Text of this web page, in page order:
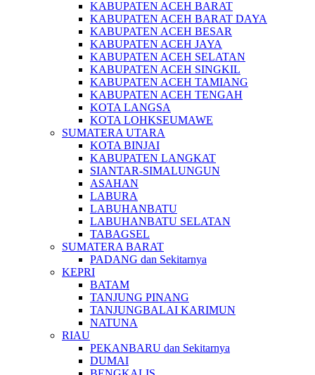
KABUPATEN ACEH BARAT
KABUPATEN ACEH BARAT DAYA
KABUPATEN ACEH BESAR
KABUPATEN ACEH JAYA
KABUPATEN ACEH SELATAN
KABUPATEN ACEH SINGKIL
KABUPATEN ACEH TAMIANG
KABUPATEN ACEH TENGAH
KOTA LANGSA
KOTA LOHKSEUMAWE
SUMATERA UTARA
KOTA BINJAI
KABUPATEN LANGKAT
SIANTAR-SIMALUNGUN
ASAHAN
LABURA
LABUHANBATU
LABUHANBATU SELATAN
TABAGSEL
SUMATERA BARAT
PADANG dan Sekitarnya
KEPRI
BATAM
TANJUNG PINANG
TANJUNGBALAI KARIMUN
NATUNA
RIAU
PEKANBARU dan Sekitarnya
DUMAI